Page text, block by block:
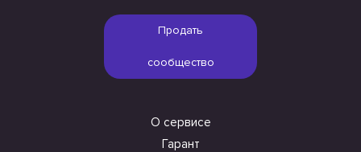
Продать
сообщество
О сервисе
Гарант